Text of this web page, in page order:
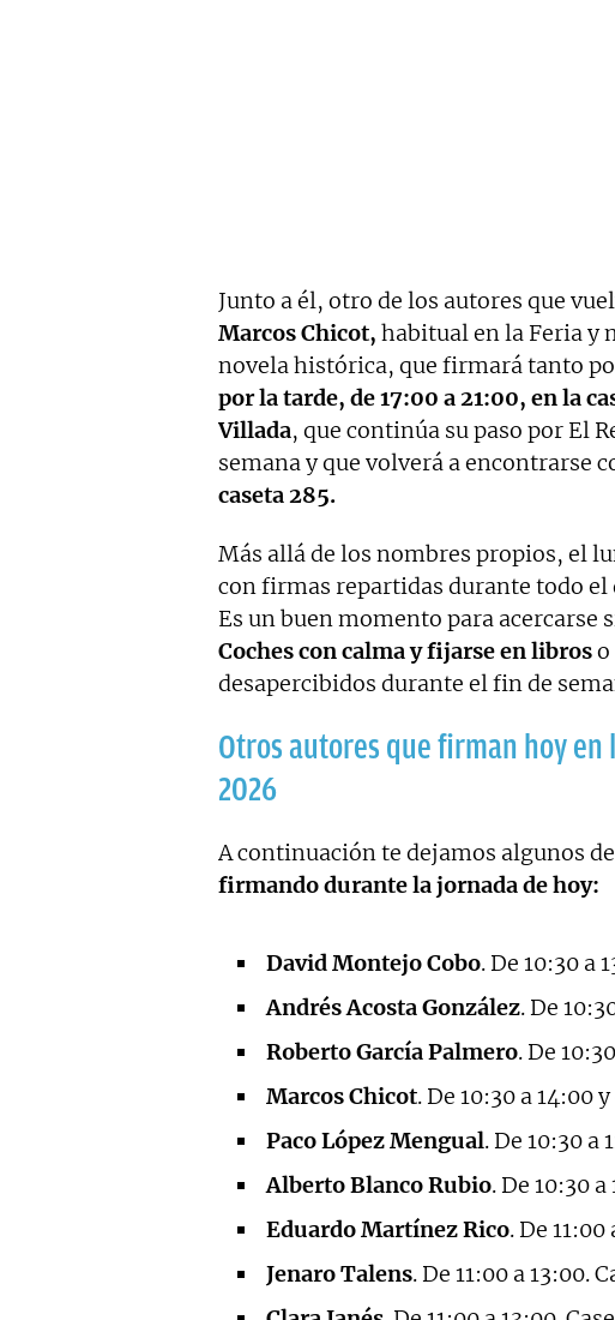
Junto a él, otro de los autores que
Marcos Chicot, habitual en la Feria y
novela histórica, que firmará tanto
por la tarde, de 17:00 a 21:00, en la
Villada, que continúa su paso por El
semana y que volverá a encontrarse
caseta 285.
Más allá de los nombres propios, el
con firmas repartidas durante todo el
Es un buen momento para acercarse
Coches con calma y fijarse en libroso
desapercibidos durante el fin de
Otros autores que firman hoy en
2026
A continuación te dejamos algunos
firmando durante la jornada de hoy:
David Montejo Cobo. De 10:30 a
Andrés Acosta González. De
Roberto García Palmero. De
Marcos Chicot. De 10:30 a 14:00
Paco López Mengual. De 10:30 a
Alberto Blanco Rubio. De 10:30
Eduardo Martínez Rico. De 11:00
Jenaro Talens. De 11:00 a 13:00.